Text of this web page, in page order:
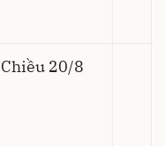
Chiều 20/8